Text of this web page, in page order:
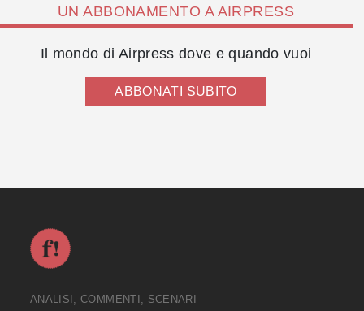
UN ABBONAMENTO A AIRPRESS
Il mondo di Airpress dove e quando vuoi
ABBONATI SUBITO
ANALISI, COMMENTI, SCENARI